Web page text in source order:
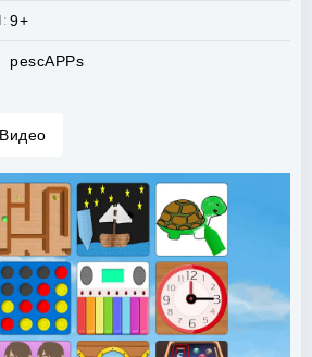
9+
pescAPPs
Видео